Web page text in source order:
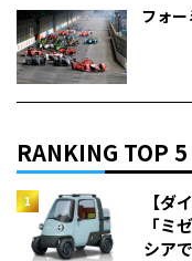
フォ
RANKING TOP 5
【ダ
「ミ
シア